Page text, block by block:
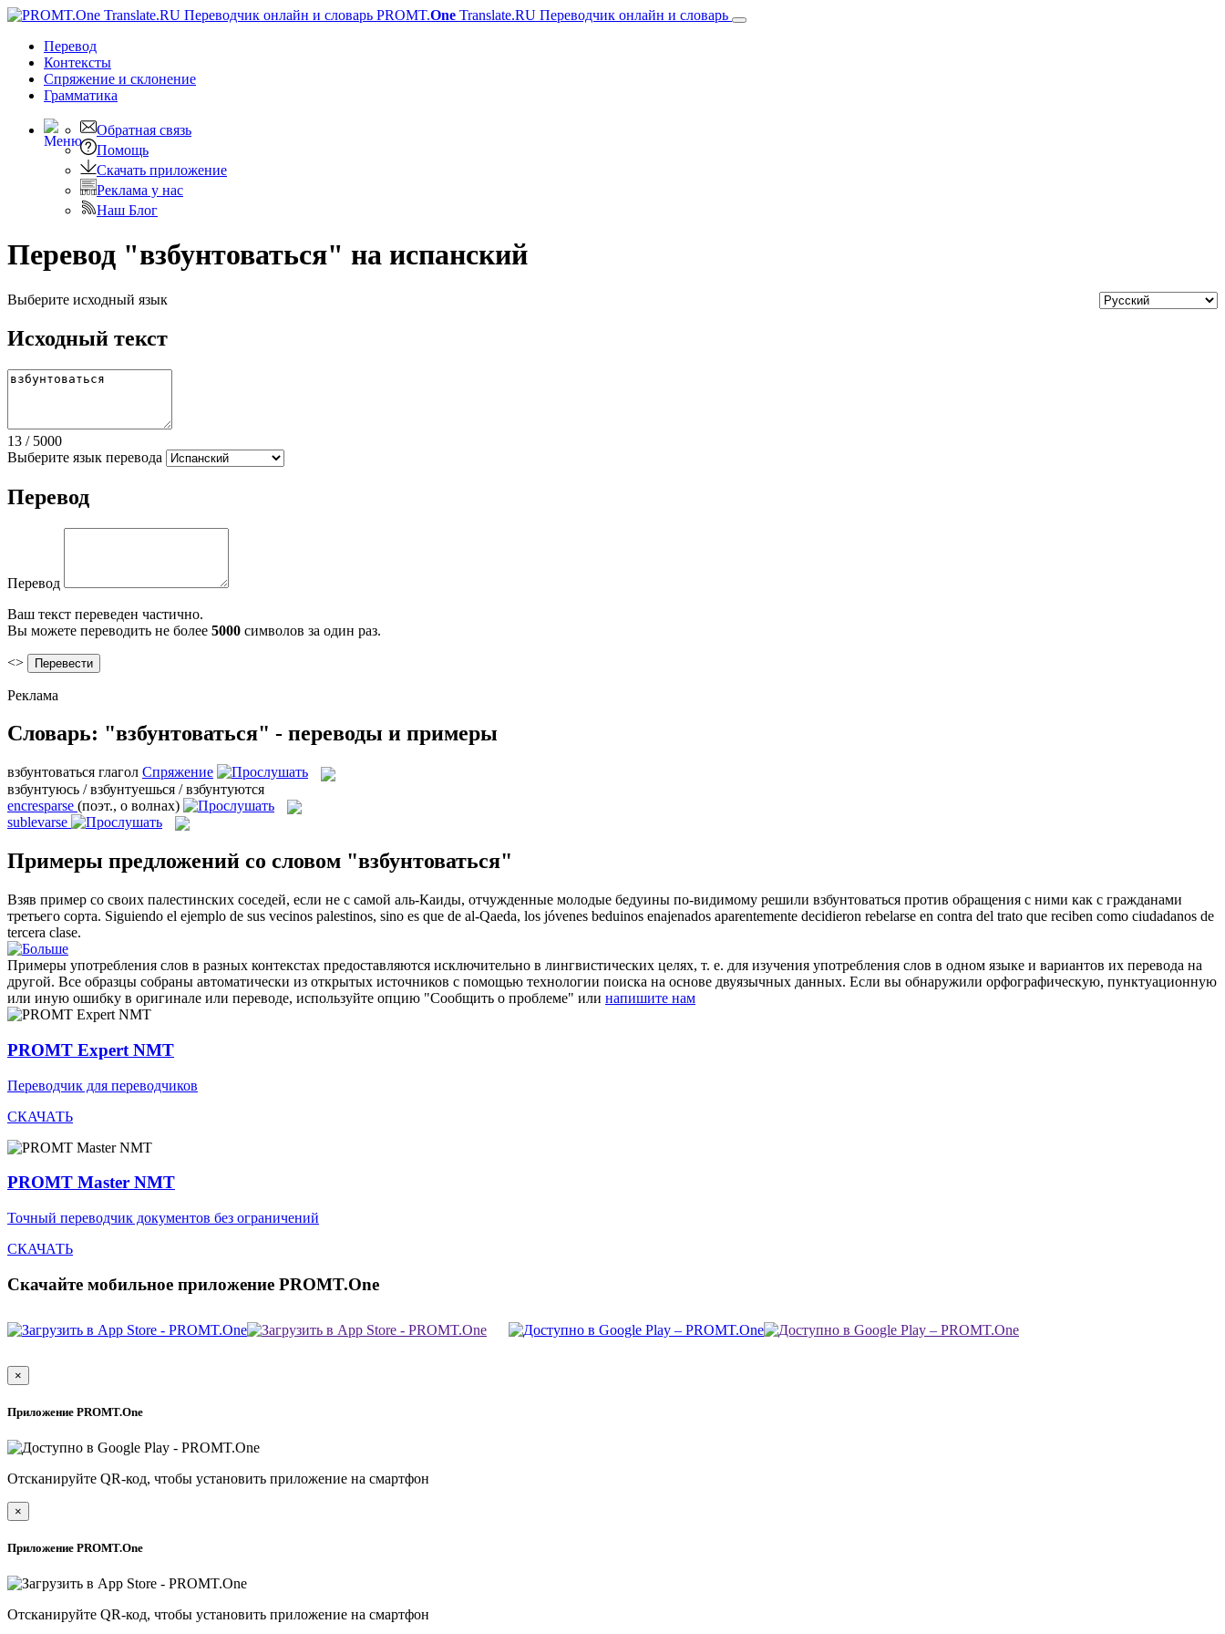
PROMT.One Translate.RU Переводчик онлайн и словарь
Перевод
Контексты
Спряжение и склонение
Грамматика
Обратная связь
Помощь
Скачать приложение
Реклама у нас
Наш Блог
Перевод "взбунтоваться" на испанский
Выберите исходный язык
Исходный текст
13 / 5000
Выберите язык перевода
Перевод
Перевод
Ваш текст переведен частично.
Вы можете переводить не более 5000 символов за один раз.
<>
Реклама
Словарь: "взбунтоваться" - переводы и примеры
взбунтоваться глагол Спряжение
взбунтуюсь / взбунтуешься / взбунтуются
encresparse (поэт., о волнах)
sublevarse
Примеры предложений со словом "взбунтоваться"
Взяв пример со своих палестинских соседей, если не с самой аль-Каиды, отчужденные молодые бедуины по-видимому решили взбунтоваться против обращения с ними как с гражданами
третьего сорта. Siguiendo el ejemplo de sus vecinos palestinos, sino es que de al-Qaeda, los jóvenes beduinos enajenados aparentemente decidieron rebelarse en contra del trato que reciben como ciudadanos de
tercera clase.
Примеры употребления слов в разных контекстах предоставляются исключительно в лингвистических целях, т. е. для изучения употребления слов в одном языке и вариантов их перевода на
другой. Все образцы собраны автоматически из открытых источников с помощью технологии поиска на основе двуязычных данных. Если вы обнаружили орфографическую, пунктуационную
или иную ошибку в оригинале или переводе, используйте опцию "Сообщить о проблеме" или напишите нам
PROMT Expert NMT
Переводчик для переводчиков
СКАЧАТЬ
PROMT Master NMT
Точный переводчик документов без ограничений
СКАЧАТЬ
Скачайте мобильное приложение PROMT.One
×
Приложение PROMT.One
Отсканируйте QR-код, чтобы установить приложение на смартфон
×
Приложение PROMT.One
Отсканируйте QR-код, чтобы установить приложение на смартфон